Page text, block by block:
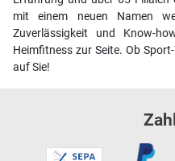
mit einem neuen Namen
Zuverlässigkeit und Know-
Heimfitness zur Seite. Ob
auf Sie!